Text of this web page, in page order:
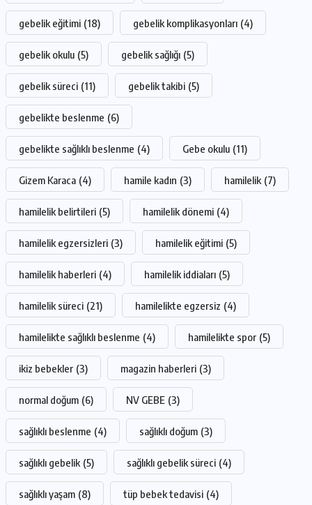
gebelik eğitimi (18) gebelik komplikasyonları (4)
gebelik okulu (5) gebelik sağlığı (5)
gebelik süreci (11) gebelik takibi (5)
gebelikte beslenme (6)
gebelikte sağlıklı beslenme (4) Gebe okulu (11)
Gizem Karaca (4) hamile kadın (3) hamilelik (7)
hamilelik belirtileri (5) hamilelik dönemi (4)
hamilelik egzersizleri (3) hamilelik eğitimi (5)
hamilelik haberleri (4) hamilelik iddiaları (5)
hamilelik süreci (21) hamilelikte egzersiz (4)
hamilelikte sağlıklı beslenme (4) hamilelikte spor (5)
ikiz bebekler (3) magazin haberleri (3)
normal doğum (6) NV GEBE (3)
sağlıklı beslenme (4) sağlıklı doğum (3)
sağlıklı gebelik (5) sağlıklı gebelik süreci (4)
sağlıklı yaşam (8) tüp bebek tedavisi (4)